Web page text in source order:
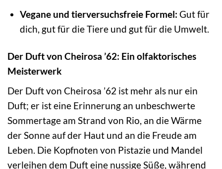
Vegane und tierversuchsfreie Formel: Gut für
dich, gut für die Tiere und gut für die Umwelt.
Der Duft von Cheirosa ’62: Ein olfaktorisches
Meisterwerk
Der Duft von Cheirosa ’62 ist mehr als nur ein
Duft; er ist eine Erinnerung an unbeschwerte
Sommertage am Strand von Rio, an die Wärme
der Sonne auf der Haut und an die Freude am
Leben. Die Kopfnoten von Pistazie und Mandel
verleihen dem Duft eine nussige Süße, während